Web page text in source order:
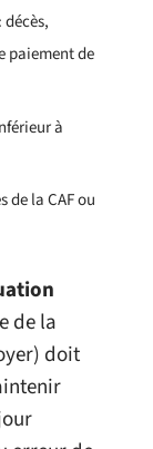
: décès,
paiement de
à
de la CAF ou
de la
doit